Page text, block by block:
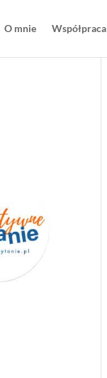
O mnie Współpraca